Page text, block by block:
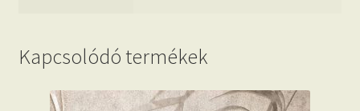
Kapcsolódó termékek